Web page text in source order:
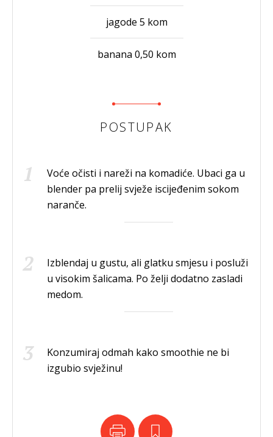
jagode 5 kom
banana 0,50 kom
POSTUPAK
Voće očisti i nareži na komadiće. Ubaci ga u
blender pa prelij svježe iscijeđenim sokom
naranče.
Izblendaj u gustu, ali glatku smjesu i posluži
u visokim šalicama. Po želji dodatno zasladi
medom.
Konzumiraj odmah kako smoothie ne bi
izgubio svježinu!